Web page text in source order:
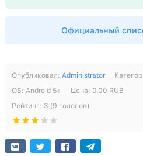
[628.28 Mb]
Поддержка архитектуры
[194.82 Mb]
Поддержка архитектуры x86
[632.09 Mb]
Официальный
Опубликовал: Administrator
ОS: Android 5+ Цена: 0.00 RUB
Рейтинг: 3 (9 голосов)